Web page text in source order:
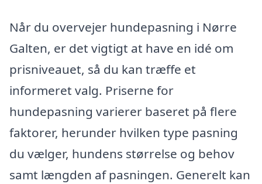
Når du overvejer hundepasning i Nørre
Galten, er det vigtigt at have en idé om
prisniveauet, så du kan træffe et
informeret valg. Priserne for
hundepasning varierer baseret på flere
faktorer, herunder hvilken type pasning
du vælger, hundens størrelse og behov
samt længden af pasningen. Generelt kan